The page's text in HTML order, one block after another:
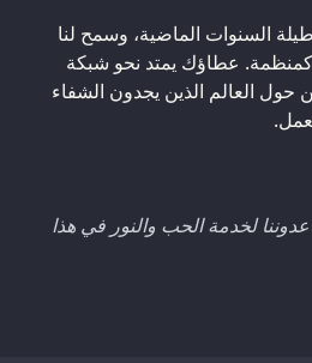
السنوات الماضية، وسمح لنا
كمنظمة. عطاؤك يمتد نحو شبكة
حول العالم الذين يجدون الشفاء
لخدمة الحب والنور في هذا